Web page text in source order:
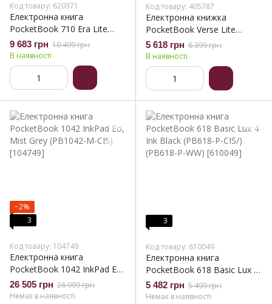
Код товару: 620371
Електронна книга
PocketBook 710 Era Lite
Stone Green (PB710-9-WW)
9 683 грн 10 499 грн
В наявності
Код товару: 405787
Електронна книжка
PocketBook Verse Lite
(PB619), Midnight Grey
(PB619-T-WW)
5 618 грн 6 399 грн
В наявності
−2%
3
Код товару: 104749
Електронна книга
PocketBook 1042 InkPad Eo,
Mist Grey (PB1042-M-CIS)
26 505 грн 26 999 грн
Немає в наявності
3
Код товару: 610049
Електронна книга
PocketBook 618 Basic Lux 4
Ink Black (PB618-P-CIS/)
(PB618-P-WW)
5 482 грн 5 499 грн
Немає в наявності